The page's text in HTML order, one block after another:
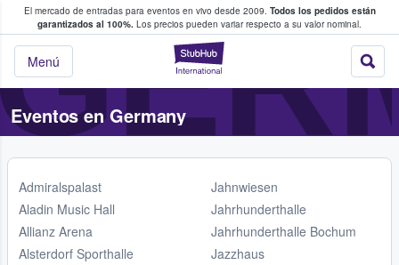
El mercado de entradas para eventos en vivo desde 2009. Todos los pedidos están
garantizados al 100%. Los precios pueden variar respecto a su valor nominal.
StubHub:
Menú
y venta de entradas entre fans
Eventos en Germany
Admiralspalast
Aladin Music Hall
Allianz Arena
Alsterdorf Sporthalle
Jahnwiesen
Jahrhunderthalle
Jahrhunderthalle Bochum
Jazzhaus